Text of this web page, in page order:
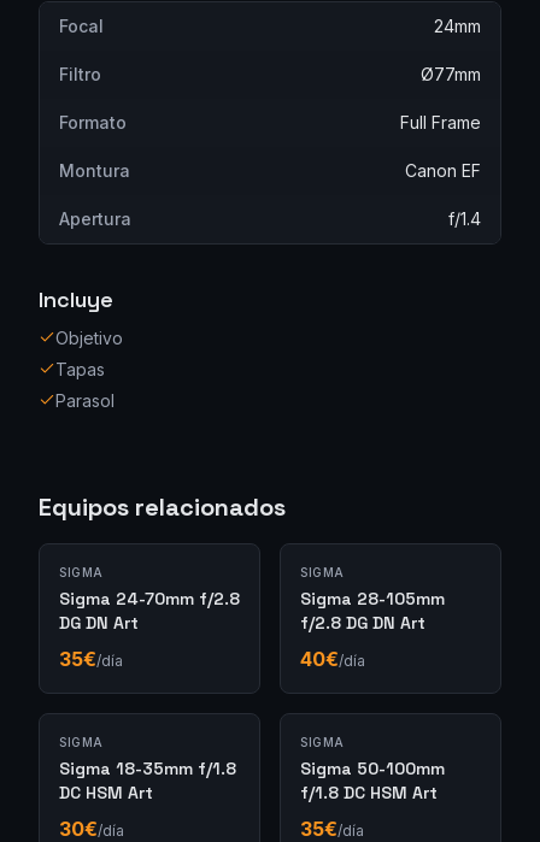
Focal 24mm
Filtro Ø77mm
Formato Full Frame
Montura Canon EF
Apertura f/1.4
Incluye
Objetivo
Tapas
Parasol
Equipos relacionados
SIGMA
Sigma 24-70mm f/2.8
DG DN Art
35€/día
SIGMA
Sigma 28-105mm
f/2.8 DG DN Art
40€/día
SIGMA
Sigma 18-35mm f/1.8
DC HSM Art
30€/día
SIGMA
Sigma 50-100mm
f/1.8 DC HSM Art
35€/día